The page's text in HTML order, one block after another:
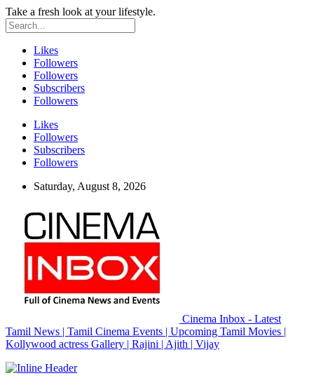
Take a fresh look at your lifestyle.
Likes
Followers
Followers
Subscribers
Followers
Likes
Followers
Subscribers
Followers
Saturday, August 8, 2026
Cinema Inbox - Latest
Tamil News | Tamil Cinema Events | Upcoming Tamil Movies |
Kollywood actress Gallery | Rajini | Ajith | Vijay